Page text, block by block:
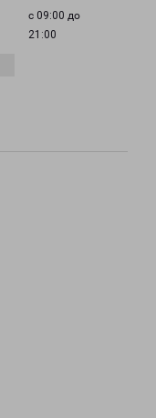
с 09:00 до
21:00